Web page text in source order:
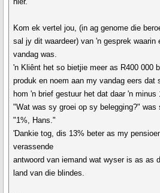
Kom ek vertel jou, (in ag genome die
sal jy dit waardeer) van 'n gesprek waarin
vandag was.
'n Kliênt het so bietjie meer as R400 000
produk en noem aan my vandag eers dat
hom 'n brief gestuur het dat daar 'n
"Wat was sy groei op sy belegging?" was
"1%, Hans."
'Dankie tog, dis 13% beter as my
verassende
antwoord van iemand wat wyser is as as
land van die blindes.